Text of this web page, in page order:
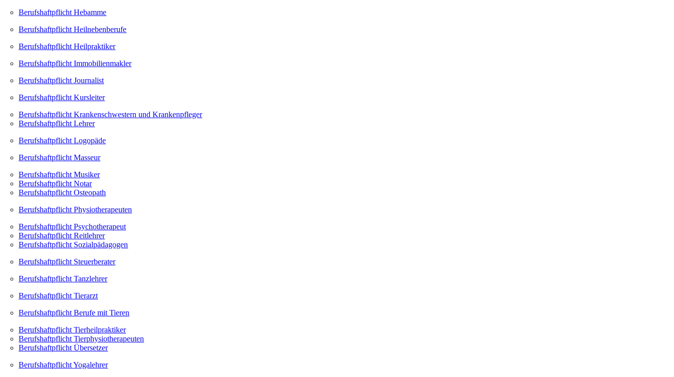
Berufshaftpflicht Hebamme
Berufshaftpflicht Heilnebenberufe
Berufshaftpflicht Heilpraktiker
Berufshaftpflicht Immobilienmakler
Berufshaftpflicht Journalist
Berufshaftpflicht Kursleiter
Berufshaftpflicht Krankenschwestern und Krankenpfleger
Berufshaftpflicht Lehrer
Berufshaftpflicht Logopäde
Berufshaftpflicht Masseur
Berufshaftpflicht Musiker
Berufshaftpflicht Notar
Berufshaftpflicht Osteopath
Berufshaftpflicht Physiotherapeuten
Berufshaftpflicht Psychotherapeut
Berufshaftpflicht Reitlehrer
Berufshaftpflicht Sozialpädagogen
Berufshaftpflicht Steuerberater
Berufshaftpflicht Tanzlehrer
Berufshaftpflicht Tierarzt
Berufshaftpflicht Berufe mit Tieren
Berufshaftpflicht Tierheilpraktiker
Berufshaftpflicht Tierphysiotherapeuten
Berufshaftpflicht Übersetzer
Berufshaftpflicht Yogalehrer